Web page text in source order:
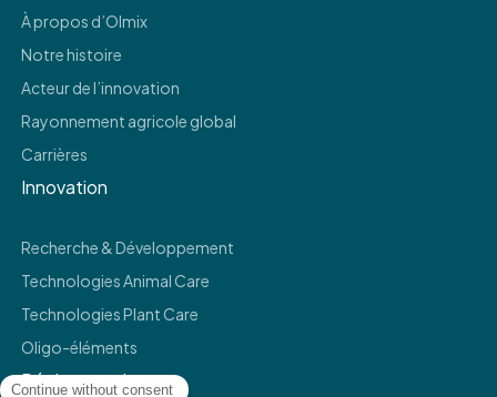
À propos d’Olmix
Notre histoire
Acteur de l’innovation
Rayonnement agricole global
Carrières
Innovation
Recherche & Développement
Technologies Animal Care
Technologies Plant Care
Oligo-éléments
Réglementaire